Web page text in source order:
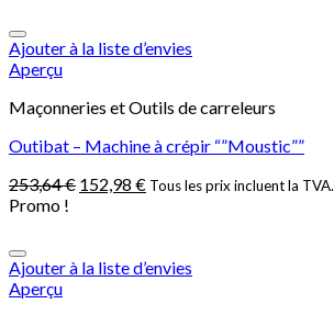
Ajouter à la liste d’envies
Aperçu
Maçonneries et Outils de carreleurs
Outibat – Machine à crépir “”Moustic””
253,64€ 152,98 € Tous les prix incluent la TVA.
Promo !
Ajouter à la liste d’envies
Aperçu